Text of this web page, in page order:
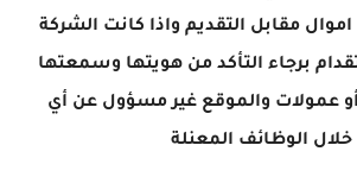
مقابل التقديم واذا كانت الشركة
برجاء التأكد من هويتها وسمعتها
عمولات والموقع غير مسؤول عن أي
الوظائف المعنلة